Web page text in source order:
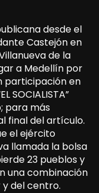
desde el
Castejón en
de la
a Medellín por
participación en
SOCIALISTA”
para más
final del artículo.
el ejército
llamada la bolsa
23 pueblos y
una combinación
y del centro.